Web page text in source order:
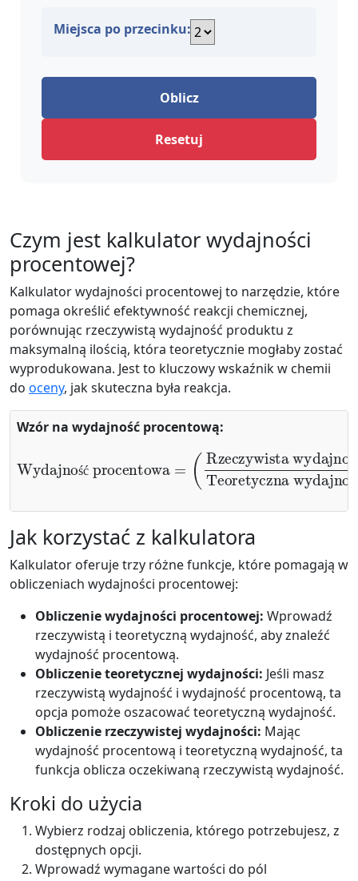
Miejsca po przecinku:
Oblicz
Resetuj
Czym jest kalkulator wydajności
procentowej?
Kalkulator wydajności procentowej to narzędzie, które
pomaga określić efektywność reakcji chemicznej,
porównując rzeczywistą wydajność produktu z
maksymalną ilością, która teoretycznie mogłaby zostać
wyprodukowana. Jest to kluczowy wskaźnik w chemii
do oceny, jak skuteczna była reakcja.
Wzór na wydajność procentową:
ś ć
Wydajność procentowa=(
Teoretyczna wydajność)× 100%
Jak korzystać z kalkulatora
Kalkulator oferuje trzy różne funkcje, które pomagają w
obliczeniach wydajności procentowej:
Obliczenie wydajności procentowej: Wprowadź
rzeczywistą i teoretyczną wydajność, aby znaleźć
wydajność procentową.
Obliczenie teoretycznej wydajności: Jeśli masz
rzeczywistą wydajność i wydajność procentową, ta
opcja pomoże oszacować teoretyczną wydajność.
Obliczenie rzeczywistej wydajności: Mając
wydajność procentową i teoretyczną wydajność, ta
funkcja oblicza oczekiwaną rzeczywistą wydajność.
Kroki do użycia
Wybierz rodzaj obliczenia, którego potrzebujesz, z
dostępnych opcji.
Wprowadź wymagane wartości do pól